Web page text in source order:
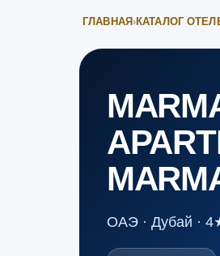
ГЛАВНАЯ ›КАТАЛОГ
ОАЭ · Дубай ·